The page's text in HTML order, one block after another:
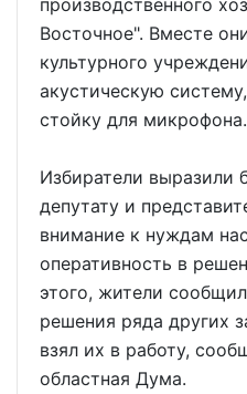
Восточное". Вместе
культурного
акустическую
стойку для микрофона.
Избиратели выразили
депутату и
внимание к нуждам
оперативность в
этого, жители
решения ряда других
взял их в работу,
областная Дума.